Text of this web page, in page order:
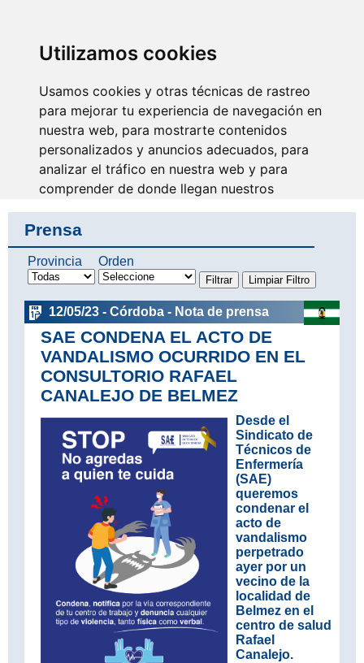
Utilizamos cookies
Usamos cookies y otras técnicas de rastreo
para mejorar tu experiencia de navegación en
nuestra web, para mostrarte contenidos
personalizados y anuncios adecuados, para
analizar el tráfico en nuestra web y para
comprender de donde llegan nuestros
visitantes.
Aceptar
Rechazar
Configurar
Tu eres la razón de nuestro
trabajo, sin unión no hay
colectivo
Prensa
Provincia Orden
12/05/23 - Córdoba - Nota de prensa
SAE CONDENA EL ACTO DE
VANDALISMO OCURRIDO EN EL
CONSULTORIO RAFAEL
CANALEJO DE BELMEZ
Desde el
Sindicato de
Técnicos de
Enfermería
(SAE)
queremos
condenar el
acto de
vandalismo
perpetrado
ayer por un
vecino de la
localidad de
Belmez en el
centro de salud
Rafael
Canalejo.